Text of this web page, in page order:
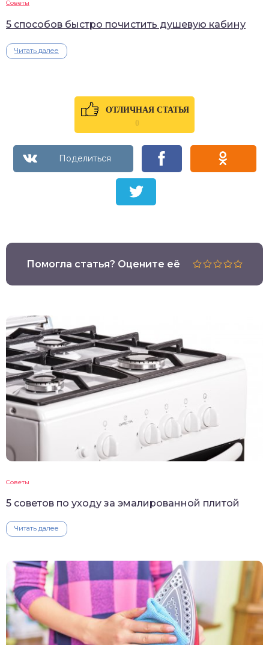
Советы
5 способов быстро почистить душевую кабину
Читать далее
ОТЛИЧНАЯ СТАТЬЯ
0
Помогла статья? Оцените её
Советы
5 советов по уходу за эмалированной плитой
Читать далее